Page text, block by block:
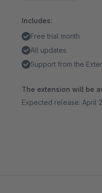
Includes:
Free trial month
All updates
Support from the
The extension will be
Expected release: April